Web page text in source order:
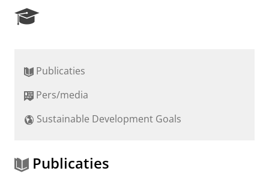
r
h
o
a
Publicaties
Pers/media
Sustainable Development Goals
Publicaties